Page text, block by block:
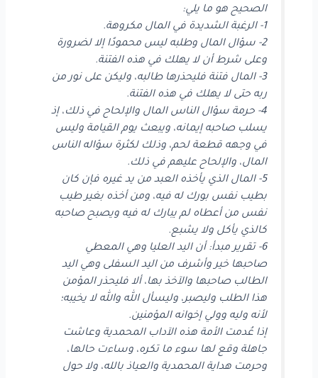
الصحيح هو ما يلي:
1- الرغبة الشديدة في المال مكروهة.
2- سؤال المال وطلبه ليس محمودًا إلا لضرورة
وعلى شرط أن لا يهلك في هذه الفتنة.
3- المال فتنة فليحذرها طالبه، وليكن على نور من
ربه حتى لا يهلك في هذه الفتنة.
4- حرمة سؤال الناس المال والإلحاح في ذلك، إذ
يسلب صاحبه إيمانه، ويبعث يوم القيامة وليس
في وجهه قطعة لحم، وذلك لكثرة سؤاله الناس
المال، والإلحاح عليهم في ذلك.
5- المال الذي يأخذه العبد من يد غيره فإن كان
بطيب نفس بورك له فيه، ومن أخذه بغير طيب
نفس من أعطاه لم يبارك له فيه ويصبح صاحبه
كالذي يأكل ولا يشبع.
6- تقرير مبدأ: أن اليد العليا وهي المعطي
صاحبها خير وأشرف من اليد السفلى وهي اليد
الطالب صاحبها والآخذ بها، ألا فليحذر المؤمن
هذا الطلب وليصبر، وليسأل الله والله لا يخيبه؛
لأنه وليه وولي إخوانه المؤمنين.
إذا عُدمت الأمة هذه الآداب المحمدية وعاشت
جاهلة وقع لها سوء ما تكره، وساءت حالها،
وحرمت هداية المحمدية والعياذ بالله، ولا حول